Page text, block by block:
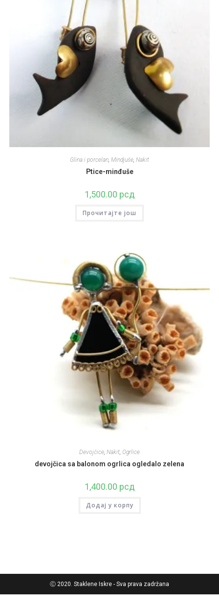
Glina i porcelan, Mindjuše, Nakit
Ptice-minđuše
1,500.00 рсд
Прочитајте још
Devojčice, Nakit, Ogrlice
devojčica sa balonom ogrlica ogledalo zelena
1,400.00 рсд
Додај у корпу
Ⓒ 2020. Staklene Iskre - Sva prava zadržana